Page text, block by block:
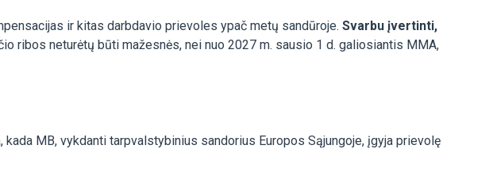
ir kitas darbdavio prievoles ypač metų sandūroje. Svarbu įvertinti,
ribos neturėtų būti mažesnės, nei nuo 2027 m. sausio 1 d. galiosiantis MMA,
MB, vykdanti tarpvalstybinius sandorius Europos Sąjungoje, įgyja prievolę